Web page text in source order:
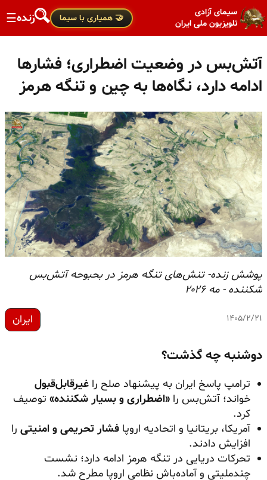
سیمای آزادی
تلویزیون ملی ایران
🤝 همیاری با سیما زنده☰
آتش‌بس در وضعیت اضطراری؛ فشارها
ادامه دارد، نگاه‌ها به چین و تنگه هرمز
پوشش زنده- تنش‌های تنگه هرمز در بحبوحه آتش‌بس
شکننده - مه ۲۰۲۶
۱۴۰۵/۲/۲۱ ایران
دوشنبه چه گذشت؟
ترامپ پاسخ ایران به پیشنهاد صلح را غیرقابل‌قبول
خواند؛ آتش‌بس را «اضطراری و بسیار شکننده» توصیف
کرد.
آمریکا، بریتانیا و اتحادیه اروپا فشار تحریمی و امنیتی را
افزایش دادند.
تحرکات دریایی در تنگه هرمز ادامه دارد؛ نشست
چندملیتی و آماده‌باش نظامی اروپا مطرح شد.